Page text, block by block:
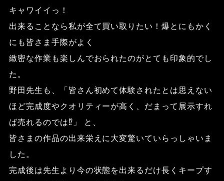
キャワイイっ！
出来ることなら私が全て買い取りたい！爆とにもかく
にも皆さま手際がよく
緻密な作業も楽しんでおられたのがとても印象的でし
た。
野田先生も、「皆さん初めて体験されたとは思えない
ほど完成度やクオリティーが高く、だまって展示すれ
ば売れるのでは⁉︎ 」
と、
皆さまの作品の出来栄えに大変驚いていらっしゃいま
した。
完成後は先生より今の状態を出来るだけ長くキープす